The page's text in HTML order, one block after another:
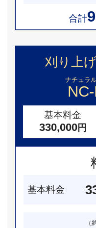
合計
刈り上
ナチュラ
基本料金
330,000円
基本料金
（